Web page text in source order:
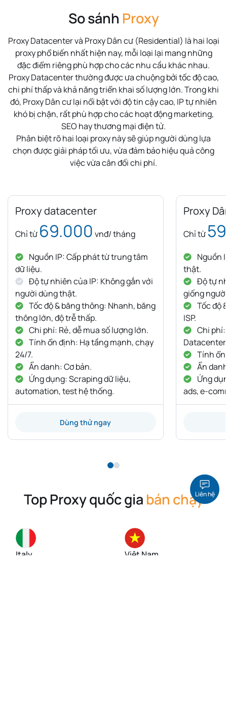
So sánh Proxy
Proxy Datacenter và Proxy Dân cư (Residential) là hai loại
proxy phổ biến nhất hiện nay, mỗi loại lại mang những
đặc điểm riêng phù hợp cho các nhu cầu khác nhau.
Proxy Datacenter thường được ưa chuộng bởi tốc độ cao,
chi phí thấp và khả năng triển khai số lượng lớn. Trong khi
đó, Proxy Dân cư lại nổi bật với độ tin cậy cao, IP tự nhiên
khó bị chặn, rất phù hợp cho các hoạt động marketing,
SEO hay thương mại điện tử.
Phân biệt rõ hai loại proxy này sẽ giúp người dùng lựa
chọn được giải pháp tối ưu, vừa đảm bảo hiệu quả công
việc vừa cân đối chi phí.
Proxy datacenter
Chỉ từ 69.000 vnđ/ tháng
Nguồn IP: Cấp phát từ trung tâm
dữ liệu.
Độ tự nhiên của IP: Không gắn với
người dùng thật.
Tốc độ & băng thông: Nhanh, băng
thông lớn, độ trễ thấp.
Chi phí: Rẻ, dễ mua số lượng lớn.
Tính ổn định: Hạ tầng mạnh, chạy
24/7.
Ẩn danh: Cơ bản.
Ứng dụng: Scraping dữ liệu,
automation, test hệ thống.
Dùng thử ngay
Proxy
Chỉ từ
Nguồn
thật.
Độ tự
giống
Tốc độ
ISP.
Chi
Datacenter.
Tính ổn
Ẩn
Ứng
ads, e-
Top Proxy quốc giabán chạy
Italy Việt Nam
Liên hệ